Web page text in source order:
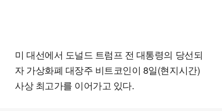
미 대선에서 도널드 트럼프 전 대통령의 당선되
자 가상화폐 대장주 비트코인이 8일(현지시간)
사상 최고가를 이어가고 있다.